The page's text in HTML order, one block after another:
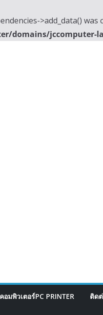
>add_data()
domains/jccomputer-
มพิวเตอร์PC PRINTER ติด